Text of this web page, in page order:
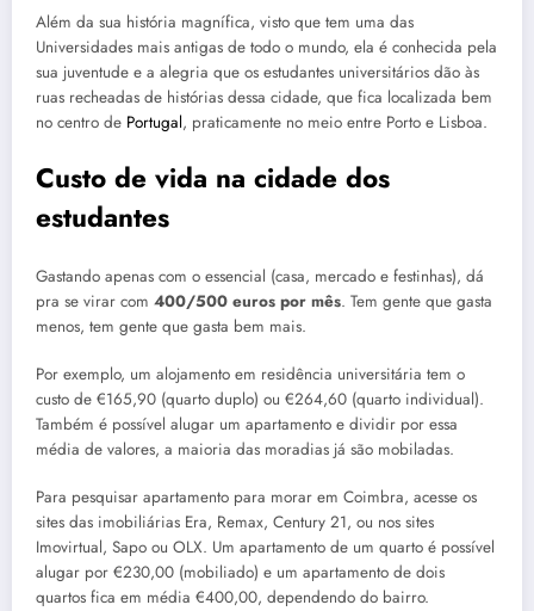
Além da sua história magnífica, visto que tem uma das
Universidades mais antigas de todo o mundo, ela é conhecida pela
sua juventude e a alegria que os estudantes universitários dão às
ruas recheadas de histórias dessa cidade, que fica localizada bem
no centro de Portugal, praticamente no meio entre Porto e Lisboa.
Custo de vida na cidade dos
estudantes
Gastando apenas com o essencial (casa, mercado e festinhas), dá
pra se virar com 400/500 euros por mês. Tem gente que gasta
menos, tem gente que gasta bem mais.
Por exemplo, um alojamento em residência universitária tem o
custo de €165,90 (quarto duplo) ou €264,60 (quarto individual).
Também é possível alugar um apartamento e dividir por essa
média de valores, a maioria das moradias já são mobiladas.
Para pesquisar apartamento para morar em Coimbra, acesse os
sites das imobiliárias Era, Remax, Century 21, ou nos sites
Imovirtual, Sapo ou OLX. Um apartamento de um quarto é possível
alugar por €230,00 (mobiliado) e um apartamento de dois
quartos fica em média €400,00, dependendo do bairro.